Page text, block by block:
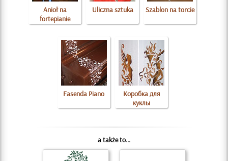
Anioł na
fortepianie
Uliczna sztuka Szablon na torcie
Fasenda Piano
Коробка для
куклы
a także to...